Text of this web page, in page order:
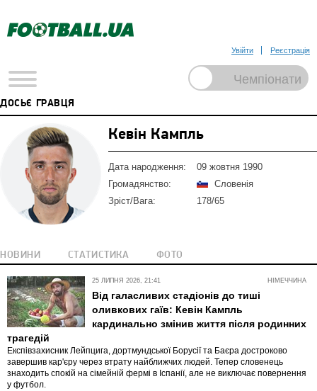
Увійти Реєстрація
ДОСЬЄ ГРАВЦЯ
Кевін Кампль
Дата народження:
09 жовтня 1990
Громадянство:
Словенія
Зріст/Вага:
178/65
НОВИНИ СТАТИСТИКА ФОТО
НІМЕЧЧИНА
25 ЛИПНЯ 2026, 21:41
Від галасливих стадіонів до тиші
оливкових гаїв: Кевін Кампль
кардинально змінив життя після родинних
трагедій
Експівзахисник Лейпцига, дортмундської Борусії та Баєра достроково
завершив кар'єру через втрату найближчих людей. Тепер словенець
знаходить спокій на сімейній фермі в Іспанії, але не виключає повернення
у футбол.